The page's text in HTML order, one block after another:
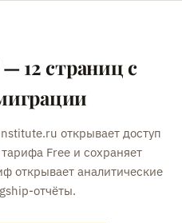
12 страниц с
открывает доступ
Free и сохраняет
открывает аналитические
отчёты.